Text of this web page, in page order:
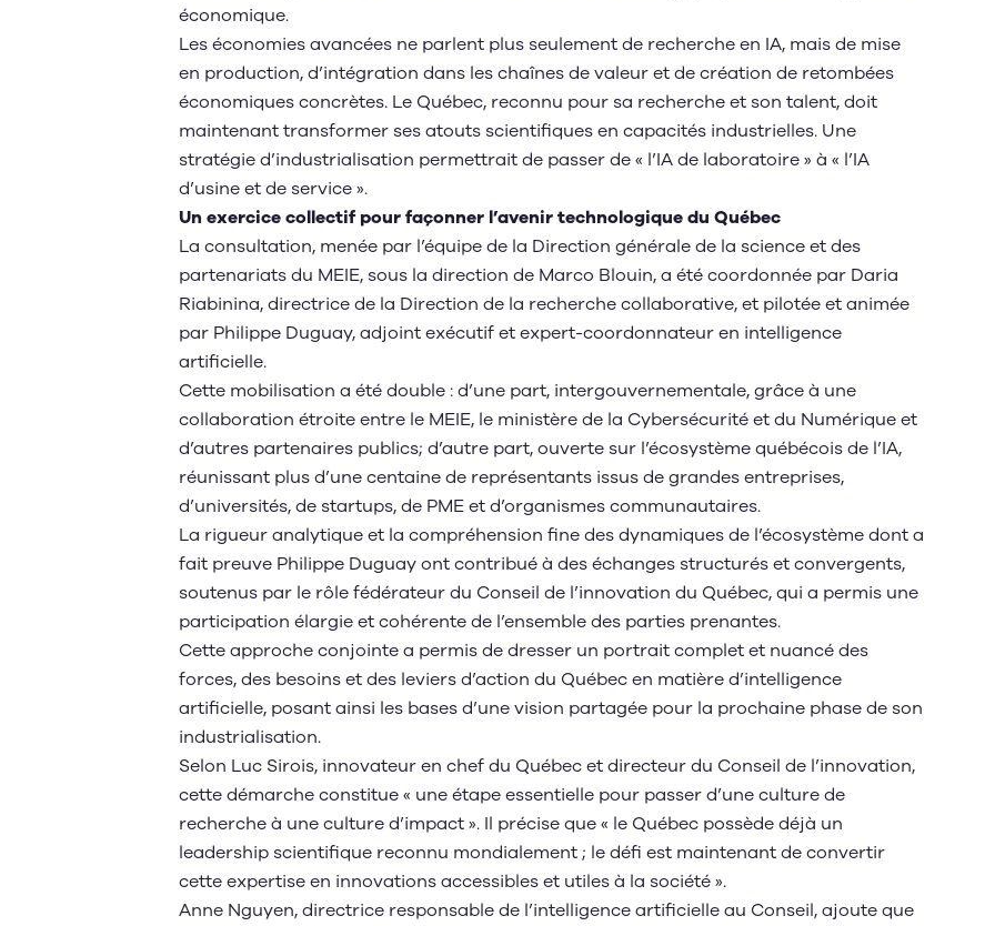
économique.
Les économies avancées ne parlent plus seulement de recherche en IA, mais de mise
en production, d’intégration dans les chaînes de valeur et de création de retombées
économiques concrètes. Le Québec, reconnu pour sa recherche et son talent, doit
maintenant transformer ses atouts scientifiques en capacités industrielles. Une
stratégie d’industrialisation permettrait de passer de « l’IA de laboratoire » à « l’IA
d’usine et de service ».
Un exercice collectif pour façonner l’avenir technologique du Québec
La consultation, menée par l’équipe de la Direction générale de la science et des
partenariats du MEIE, sous la direction de Marco Blouin, a été coordonnée par Daria
Riabinina, directrice de la Direction de la recherche collaborative, et pilotée et animée
par Philippe Duguay, adjoint exécutif et expert-coordonnateur en intelligence
artificielle.
Cette mobilisation a été double : d’une part, intergouvernementale, grâce à une
collaboration étroite entre le MEIE, le ministère de la Cybersécurité et du Numérique et
d’autres partenaires publics; d’autre part, ouverte sur l’écosystème québécois de l’IA,
réunissant plus d’une centaine de représentants issus de grandes entreprises,
d’universités, de startups, de PME et d’organismes communautaires.
La rigueur analytique et la compréhension fine des dynamiques de l’écosystème dont a
fait preuve Philippe Duguay ont contribué à des échanges structurés et convergents,
soutenus par le rôle fédérateur du Conseil de l’innovation du Québec, qui a permis une
participation élargie et cohérente de l’ensemble des parties prenantes.
Cette approche conjointe a permis de dresser un portrait complet et nuancé des
forces, des besoins et des leviers d’action du Québec en matière d’intelligence
artificielle, posant ainsi les bases d’une vision partagée pour la prochaine phase de son
industrialisation.
Selon Luc Sirois, innovateur en chef du Québec et directeur du Conseil de l’innovation,
cette démarche constitue « une étape essentielle pour passer d’une culture de
recherche à une culture d’impact ». Il précise que « le Québec possède déjà un
leadership scientifique reconnu mondialement ; le défi est maintenant de convertir
cette expertise en innovations accessibles et utiles à la société ».
Anne Nguyen, directrice responsable de l’intelligence artificielle au Conseil, ajoute que